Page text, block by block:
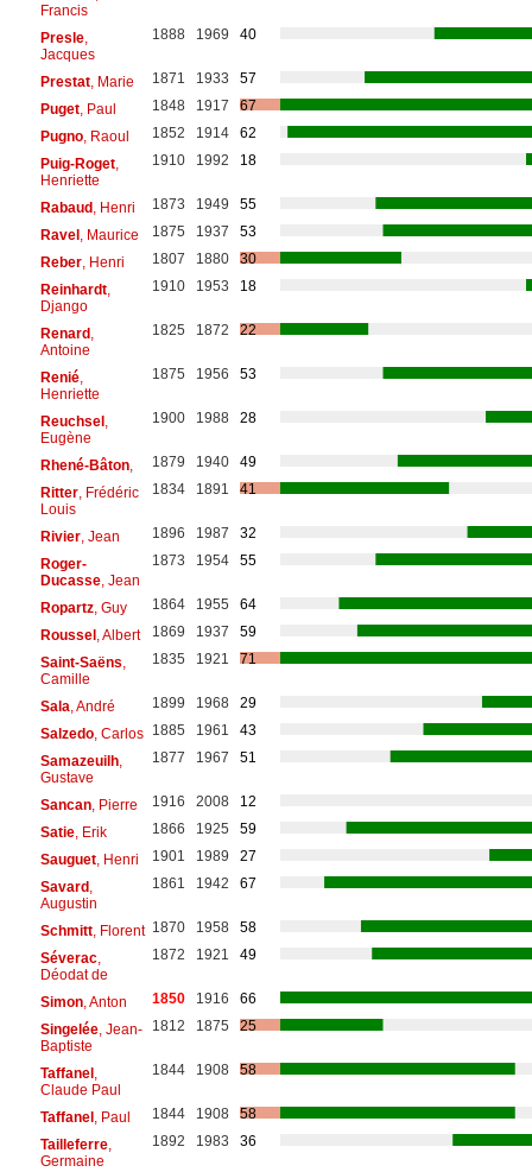
Francis
Presle,
Jacques
1888 1969 40
Prestat, Marie 1871 1933
57
Puget, Paul 1848 1917
67
Pugno, Raoul 1852 1914
62
Puig-Roget,
Henriette
1910 1992 18
Rabaud, Henri 1873 1949
55
Ravel, Maurice 1875 1937
53
Reber, Henri 1807 1880
30
Reinhardt,
Django
1910 1953 18
Renard,
Antoine
1825 1872 22
Renié,
Henriette
1875 1956 53
Reuchsel,
Eugène
1900 1988 28
Rhené-Bâton, 1879 1940
49
Ritter, Frédéric
Louis
1834 1891 41
Rivier, Jean 1896 1987
32
Roger-
Ducasse, Jean
1873 1954 55
Ropartz, Guy 1864 1955
64
Roussel, Albert 1869 1937
59
Saint-Saëns
Camille
1835 1921 71
Sala , André 1899 1968
29
Salzedo, Carlos 1885 1961
43
Samazeuilh,
Gustave
1877 1967 51
Sancan, Pierre 1916 2008
12
Satie, Erik 1866 1925
59
Sauguet, Henri 1901 1989
27
Savard,
Augustin
1861 1942 67
Schmitt, Florent 1870 1958
58
Séverac,
Déodat de
1872 1921 49
Simon, Anton 1850 1916
66
Singelée, Jean-
Baptiste
1812 1875 25
Taffanel,
Claude Paul
1844 1908 58
Taffanel, Paul 1844 1908
58
Tailleferre,
Germaine
1892 1983 36